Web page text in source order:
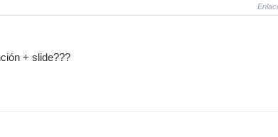
+ slide???